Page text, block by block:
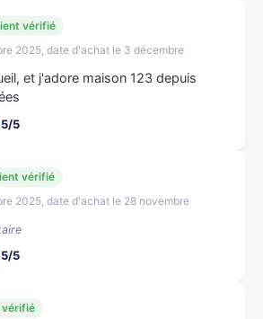
vérifié
2025, date d'achat le 3 décembre
et j'adore maison 123 depuis
5/5
vérifié
2025, date d'achat le 28 novembre
5/5
vérifié